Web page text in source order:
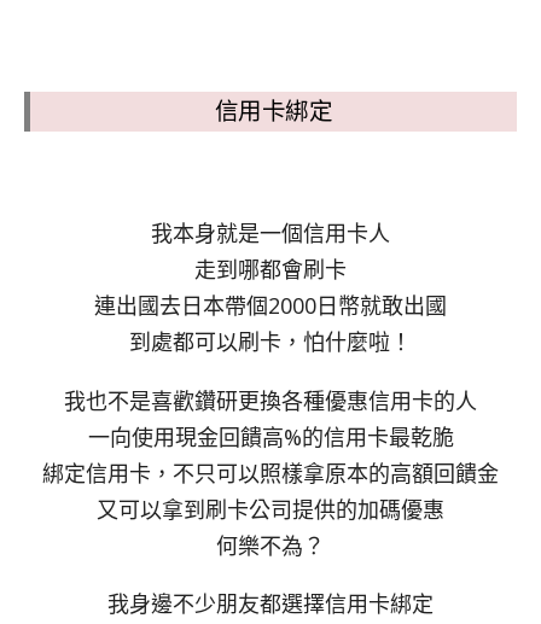
信用卡綁定
我本身就是一個信用卡人
走到哪都會刷卡
連出國去日本帶個2000日幣就敢出國
到處都可以刷卡，怕什麼啦！
我也不是喜歡鑽研更換各種優惠信用卡的人
一向使用現金回饋高%的信用卡最乾脆
綁定信用卡，不只可以照樣拿原本的高額回饋金
又可以拿到刷卡公司提供的加碼優惠
何樂不為？
我身邊不少朋友都選擇信用卡綁定